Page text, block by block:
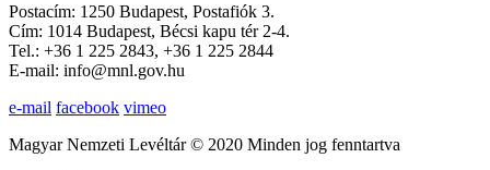
Postacím: 1250 Budapest, Postafiók 3.
Cím: 1014 Budapest, Bécsi kapu tér 2-4.
Tel.: +36 1 225 2843, +36 1 225 2844
E-mail: info@mnl.gov.hu
e-mail facebook vimeo
Magyar Nemzeti Levéltár © 2020 Minden jog fenntartva